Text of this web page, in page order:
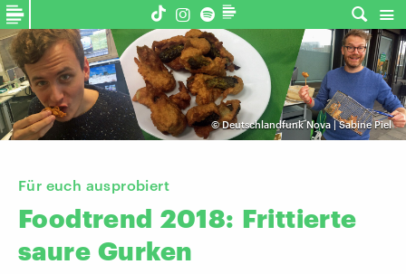
©Deutschlandfunk Nova | Sabine Piel
Für euch ausprobiert
Foodtrend 2018: Frittierte
saure Gurken